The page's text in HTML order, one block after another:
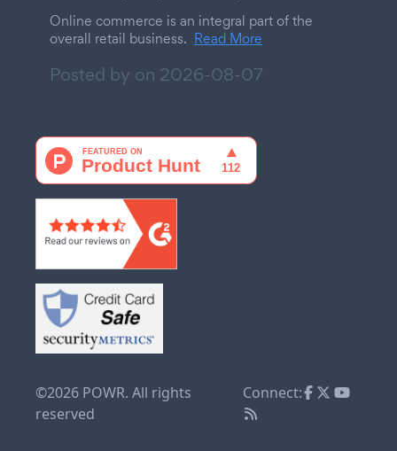
Online commerce is an integral part of the
overall retail business. Read More
Posted by on 2026-08-07
©2026 POWR. All rights
reserved
Connect: